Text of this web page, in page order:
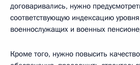
договаривались, нужно
соответствующую индексацию
военнослужащих и военных
Кроме того, нужно повысить